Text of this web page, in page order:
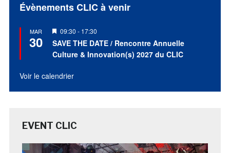
Évènements CLIC à venir
MAR
30
Mis
en
avant
09:30 - 17:30
SAVE THE DATE / Rencontre Annuelle
Culture & Innovation(s) 2027 du CLIC
Voir le calendrier
EVENT CLIC